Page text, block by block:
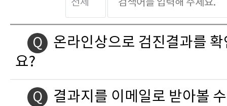
Q
온라인상으로 검진결과를
요?
Q 결과지를 이메일로 받아볼